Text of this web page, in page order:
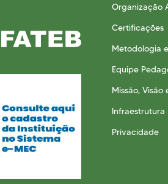
MISSÃO, VISÃO E VALORES
Organização
Certificações
Metodologia
Equipe
Missão, Visão
Infraestrutura
Privacidade